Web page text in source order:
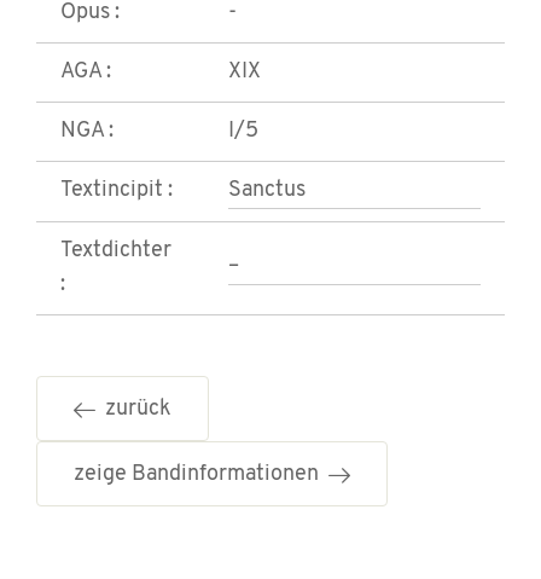
Opus : -
AGA : XIX
NGA : I/5
Textincipit : Sanctus
Textdichter
:
–
zurück
zeige Bandinformationen